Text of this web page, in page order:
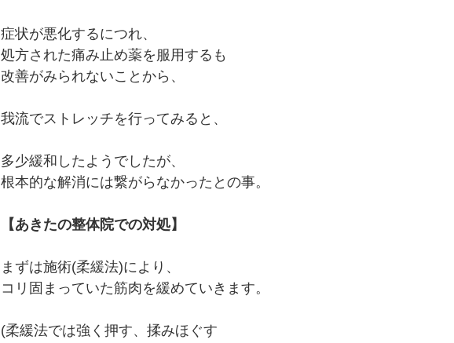
症状が悪化するにつれ、
処方された痛み止め薬を服用するも
改善がみられないことから、
我流でストレッチを行ってみると、
多少緩和したようでしたが、
根本的な解消には繋がらなかったとの事。
【あきたの整体院での対処】
まずは施術(柔緩法)により、
コリ固まっていた筋肉を緩めていきます。
(柔緩法では強く押す、揉みほぐす